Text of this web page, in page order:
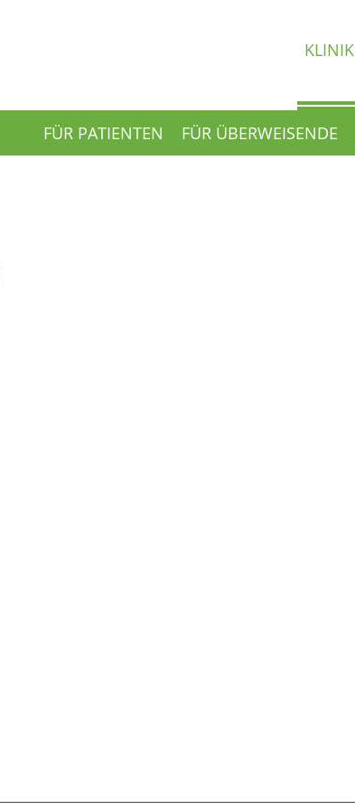
KLINIK
FÜR PATIENTEN FÜR ÜBERWEISENDE